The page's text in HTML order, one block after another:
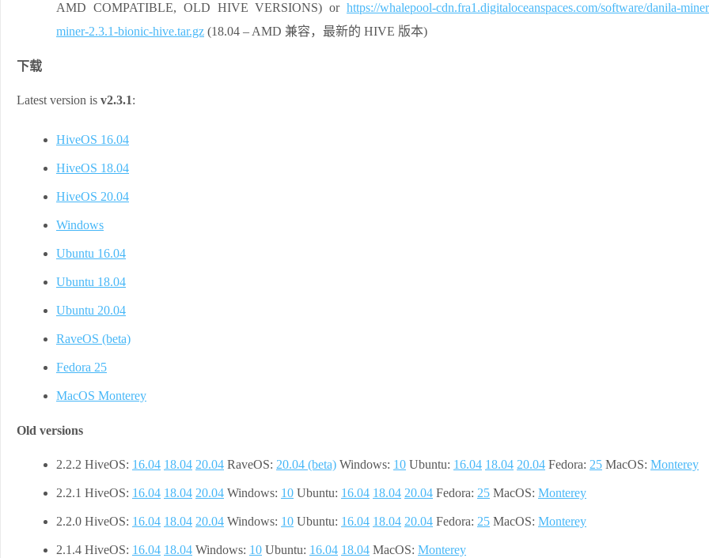
AMD COMPATIBLE, OLD HIVE VERSIONS) or https://whalepool-cdn.fra1.digitaloceanspaces.com/software/danila-
miner-2.3.1-bionic-hive.tar.gz (18.04 – AMD 兼容，最新的 HIVE 版本)
下载
Latest version is v2.3.1:
HiveOS 16.04
HiveOS 18.04
HiveOS 20.04
Windows
Ubuntu 16.04
Ubuntu 18.04
Ubuntu 20.04
RaveOS (beta)
Fedora 25
MacOS Monterey
Old versions
2.2.2 HiveOS: 16.04 18.04 20.04 RaveOS: 20.04 (beta) Windows: 10 Ubuntu: 16.04 18.04 20.04 Fedora: 25 MacOS: Monterey
2.2.1 HiveOS: 16.04 18.04 20.04 Windows: 10 Ubuntu: 16.04 18.04 20.04 Fedora: 25 MacOS: Monterey
2.2.0 HiveOS: 16.04 18.04 20.04 Windows: 10 Ubuntu: 16.04 18.04 20.04 Fedora: 25 MacOS: Monterey
2.1.4 HiveOS: 16.04 18.04 Windows: 10 Ubuntu: 16.04 18.04 MacOS: Monterey